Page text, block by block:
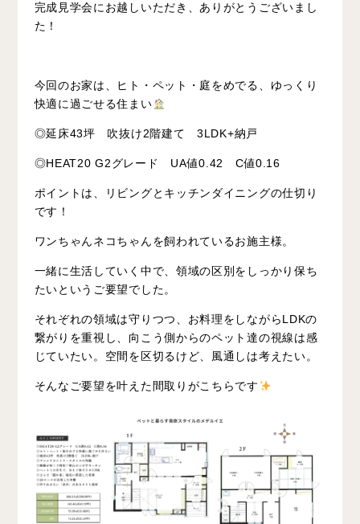
完成見学会にお越しいただき、ありがとうございまし
た！
今回のお家は、ヒト・ペット・庭をめでる、ゆっくり
快適に過ごせる住まい
◎延床43坪 吹抜け2階建て 3LDK+納戸
◎HEAT20 G2グレード UA値0.42 C値0.16
ポイントは、リビングとキッチンダイニングの仕切り
です！
ワンちゃんネコちゃんを飼われているお施主様。
一緒に生活していく中で、領域の区別をしっかり保ち
たいというご要望でした。
それぞれの領域は守りつつ、お料理をしながらLDKの
繋がりを重視し、向こう側からのペット達の視線は感
じていたい。空間を区切るけど、風通しは考えたい。
そんなご要望を叶えた間取りがこちらです